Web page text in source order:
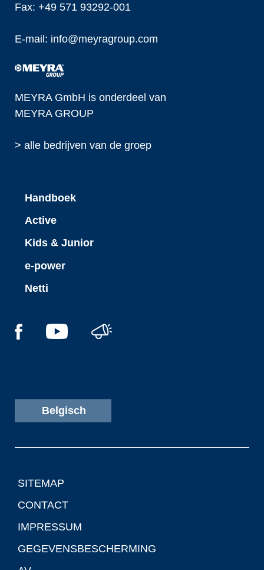
Fax: +49 571 93292-001
E-mail: info@meyragroup.com
MEYRA GmbH is onderdeel van
MEYRA GROUP
> alle bedrijven van de groep
Handboek
Active
Kids & Junior
e-power
Netti
Belgisch
SITEMAP
CONTACT
IMPRESSUM
GEGEVENSBESCHERMING